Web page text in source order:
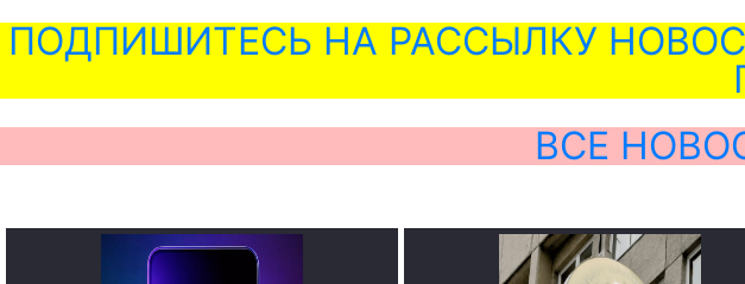
ПОДПИШИТЕСЬ НА РАССЫЛКУ
ВСЕ